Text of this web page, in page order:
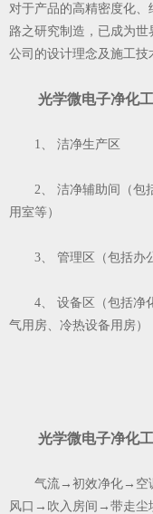
对于产品的高精密度化
路之研究制造，已成为
公司的设计理念及施工技
光学微电子净化工
1、 洁净生产区
2、 洁净辅助间（包括
用室等）
3、 管理区（包括办公
4、 设备区（包括净化
气用房、冷热设备用房）
光学微电子净化工
气流→初效净化→空
风口→吹入房间→带走尘